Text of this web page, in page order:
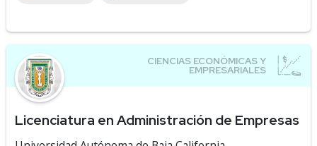
Licenciatura en Administración de Empresas